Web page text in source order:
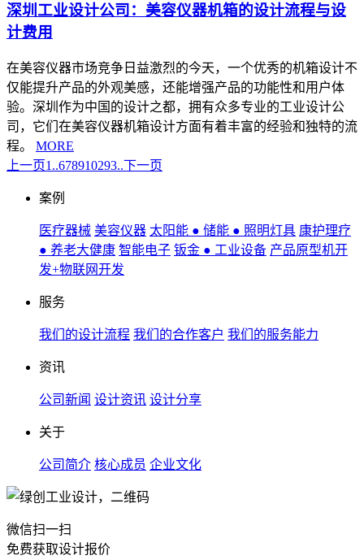
深圳工业设计公司：美容仪器机箱的设计流程与设
计费用
在美容仪器市场竞争日益激烈的今天，一个优秀的机箱设计不
仅能提升产品的外观美感，还能增强产品的功能性和用户体
验。深圳作为中国的设计之都，拥有众多专业的工业设计公
司，它们在美容仪器机箱设计方面有着丰富的经验和独特的流
程。
MORE
上一页1..678910293..下一页
案例
医疗器械 美容仪器 太阳能 ● 储能 ● 照明灯具 康护理疗
● 养老大健康 智能电子 钣金 ● 工业设备 产品原型机开
发+物联网开发
服务
我们的设计流程 我们的合作客户 我们的服务能力
资讯
公司新闻 设计资讯 设计分享
关于
公司简介 核心成员 企业文化
微信扫一扫
免费获取设计报价